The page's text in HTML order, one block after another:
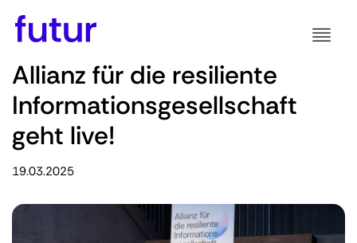
Allianz für die resiliente
Informationsgesellschaft
geht live!
19.03.2025